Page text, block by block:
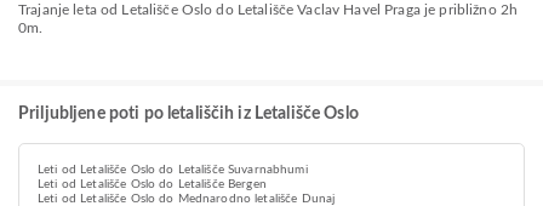
Trajanje leta od Letališče Oslo do Letališče Vaclav Havel Praga je približno 2h
0m.
Priljubljene poti po letališčih iz Letališče Oslo
Leti od Letališče Oslo do Letališče Suvarnabhumi
Leti od Letališče Oslo do Letališče Bergen
Leti od Letališče Oslo do Mednarodno letališče Dunaj